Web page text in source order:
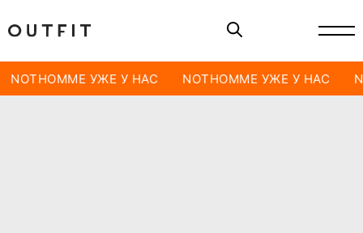
NOTHOMME УЖЕ У НАС NOTHOMME УЖЕ У НАС